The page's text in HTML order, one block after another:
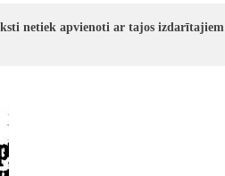
netiek apvienoti ar tajos izdarītajiem